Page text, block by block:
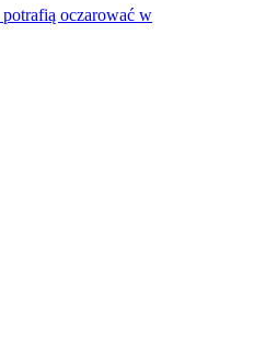
oczarować w